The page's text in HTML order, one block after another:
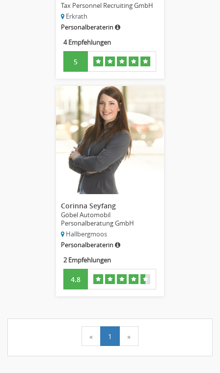
Tax Personnel Recruiting GmbH
Erkrath
Personalberaterin
4 Empfehlungen
5
Corinna Seyfang
Göbel Automobil
Personalberatung GmbH
Hallbergmoos
Personalberaterin
2 Empfehlungen
4.8
« 1 »